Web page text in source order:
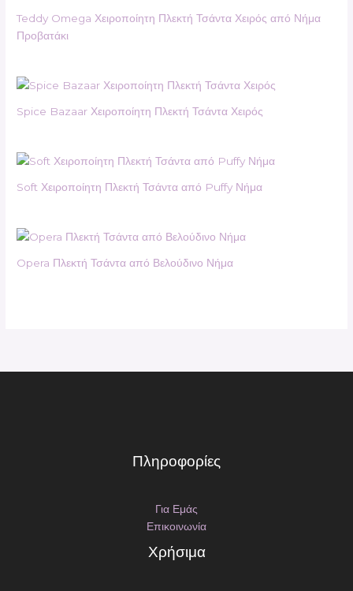
Teddy Omega Χειροποίητη Πλεκτή Τσάντα Χειρός από Νήμα
Προβατάκι
Spice Bazaar Χειροποίητη Πλεκτή Τσάντα Χειρός
Soft Χειροποίητη Πλεκτή Τσάντα από Puffy Νήμα
Opera Πλεκτή Τσάντα από Βελούδινο Νήμα
Πληροφορίες
Για Εμάς
Επικοινωνία
Χρήσιμα